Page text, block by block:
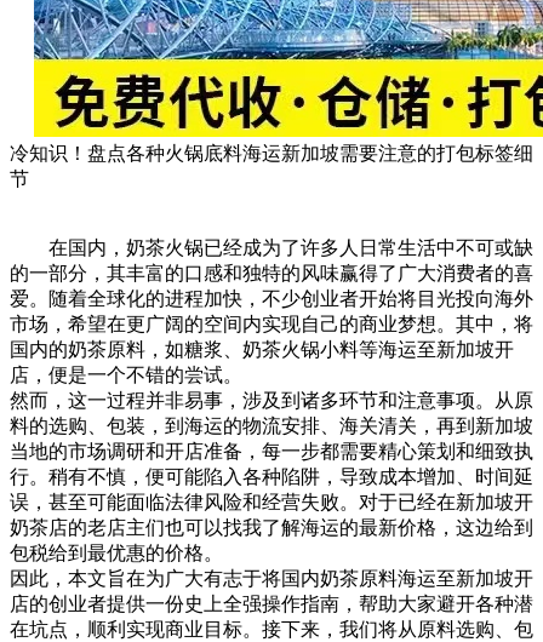
冷知识！盘点各种火锅底料海运新加坡需要注意的打包标签细
节
在国内，奶茶火锅已经成为了许多人日常生活中不可或缺
的一部分，其丰富的口感和独特的风味赢得了广大消费者的喜
爱。随着全球化的进程加快，不少创业者开始将目光投向海外
市场，希望在更广阔的空间内实现自己的商业梦想。其中，将
国内的奶茶原料，如糖浆、奶茶火锅小料等海运至新加坡开
店，便是一个不错的尝试。
然而，这一过程并非易事，涉及到诸多环节和注意事项。从原
料的选购、包装，到海运的物流安排、海关清关，再到新加坡
当地的市场调研和开店准备，每一步都需要精心策划和细致执
行。稍有不慎，便可能陷入各种陷阱，导致成本增加、时间延
误，甚至可能面临法律风险和经营失败。对于已经在新加坡开
奶茶店的老店主们也可以找我了解海运的最新价格，这边给到
包税给到最优惠的价格。
因此，本文旨在为广大有志于将国内奶茶原料海运至新加坡开
店的创业者提供一份史上全强操作指南，帮助大家避开各种潜
在坑点，顺利实现商业目标。接下来，我们将从原料选购、包